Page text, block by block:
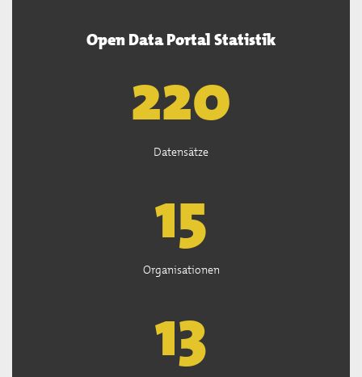
Open Data Portal Statistik
221
Datensätze
15
Organisationen
13